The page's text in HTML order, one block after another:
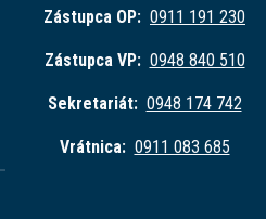
Zástupca OP: 0911 191 230
Zástupca VP: 0948 840 510
Sekretariát: 0948 174 742
Vrátnica: 0911 083 685